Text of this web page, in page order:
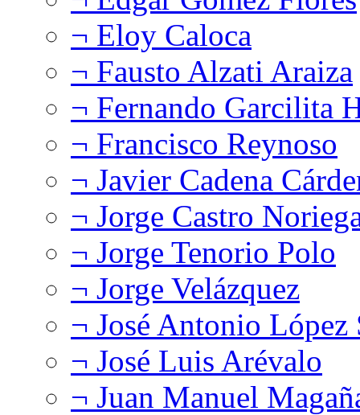
¬ Eloy Caloca
¬ Fausto Alzati Araiza
¬ Fernando Garcilita
¬ Francisco Reynoso
¬ Javier Cadena
¬ Jorge Castro
¬ Jorge Tenorio Polo
¬ Jorge Velázquez
¬ José Antonio López
¬ José Luis Arévalo
¬ Juan Manuel